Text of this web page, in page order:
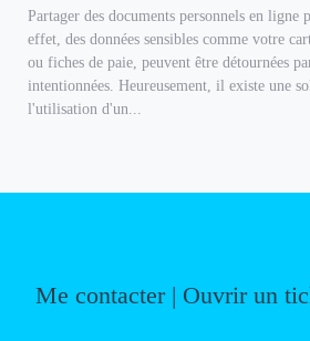
Partager des documents personnels en ligne
effet, des données sensibles comme votre
ou fiches de paie, peuvent être détournées
intentionnées. Heureusement, il existe une
l'utilisation d'un...
Me contacter | Ouvrir un